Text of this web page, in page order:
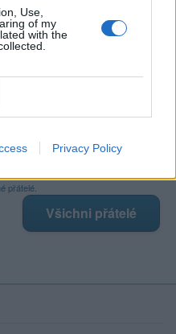
Use,
of my
with the
Privacy Policy
na mé zdi
mou zeď
přátelé.
Všichni přátelé